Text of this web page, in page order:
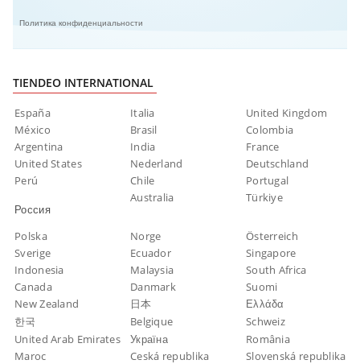
Политика конфиденциальности
TIENDEO INTERNATIONAL
España Italia
United Kingdom
México
Brasil
Colombia
Argentina
India
France
United States
Nederland
Deutschland
Perú
Chile
Portugal
Россия
Australia Türkiye
Polska Norge
Österreich
Sverige
Ecuador
Singapore
Indonesia
Malaysia
South Africa
Canada
Danmark
Suomi
New Zealand
日本
Ελλάδα
한국
Belgique
Schweiz
United Arab Emirates
Україна
România
Maroc
Ceská republika
Slovenská republika